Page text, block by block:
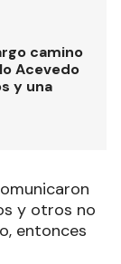
camino
Acevedo
y una
y otros no
entonces